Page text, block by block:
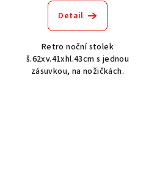
Detail
Retro noční stolek
š.62xv.41xhl.43cm s jednou
zásuvkou, na nožičkách.